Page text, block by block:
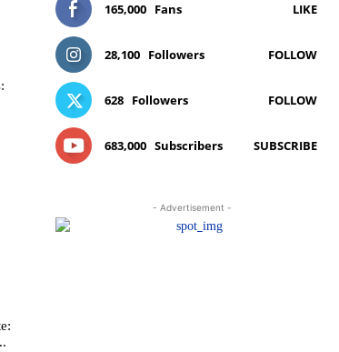
165,000 Fans LIKE
28,100 Followers FOLLOW
628 Followers FOLLOW
683,000 Subscribers SUBSCRIBE
- Advertisement -